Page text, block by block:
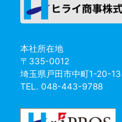
本社所在地
〒335-0012
埼玉県戸田市中町1-20-13
TEL. 048-443-9788